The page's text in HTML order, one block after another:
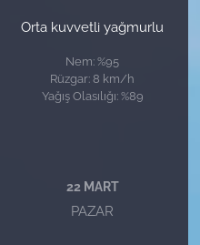
Orta kuvvetli yağmurlu
Nem: %95
Rüzgar: 8 km/h
Yağış Olasılığı: %89
22 MART
PAZAR